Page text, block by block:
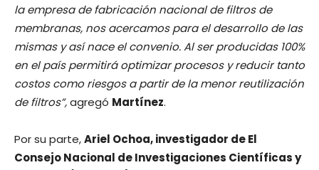
la empresa de fabricación nacional de filtros de
membranas, nos acercamos para el desarrollo de las
mismas y así nace el convenio. Al ser producidas 100%
en el país permitirá optimizar procesos y reducir tanto
costos como riesgos a partir de la menor reutilización
de filtros”,agregó Martínez.
Por su parte,Ariel Ochoa, investigador de El
Consejo Nacional de Investigaciones Científicas y